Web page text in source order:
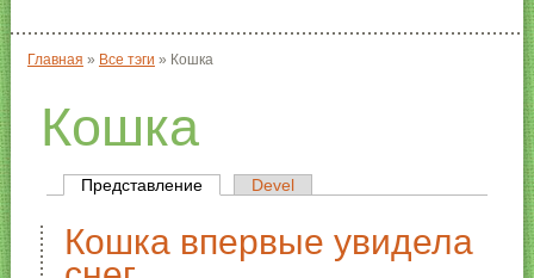
Вы здесь
Главная » Все тэги » Кошка
Кошка
Главные вкладки
Представление(активная вкладка)
Devel
Кошка впервые увидела